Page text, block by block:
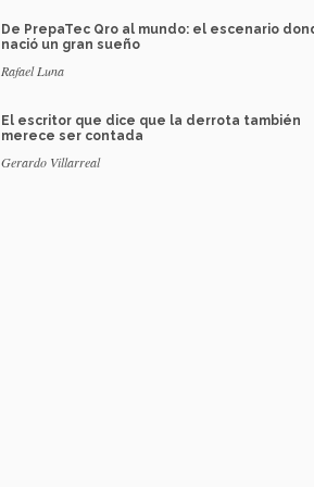
De PrepaTec Qro al mundo: el escenario
nació un gran sueño
Rafael Luna
El escritor que dice que la derrota también
merece ser contada
Gerardo Villarreal